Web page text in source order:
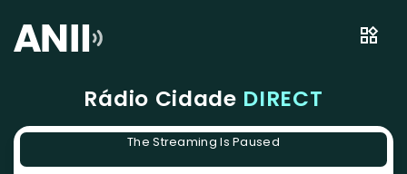
Rádio Cidade DIRECT
The Streaming Is Paused